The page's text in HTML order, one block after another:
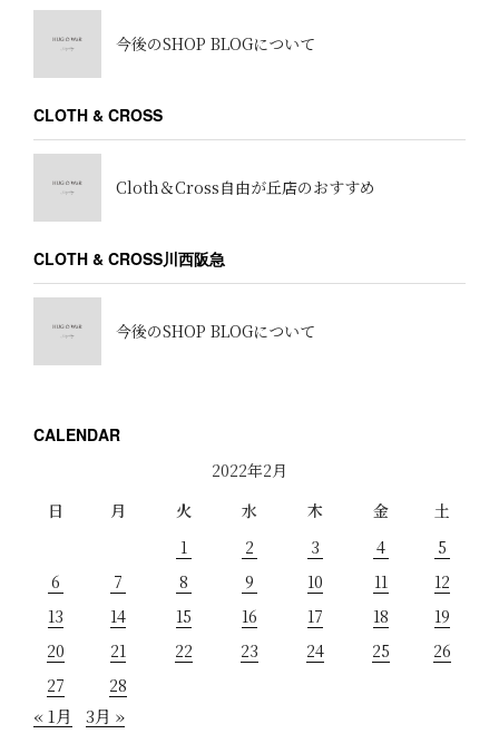
今後のSHOP BLOGについて
CLOTH & CROSS
Cloth＆Cross自由が丘店のおすすめ
CLOTH & CROSS川西阪急
今後のSHOP BLOGについて
CALENDAR
2022年2月
日
月 火 水 木 金
土
1
2 3 4
5
6
7 8 9 10 11
12
13
14 15 16 17 18
19
20
21 22 23 24 25
26
27
28
« 1月 3月 »